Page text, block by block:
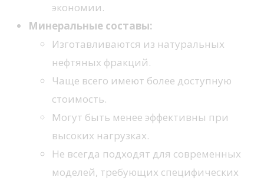
экономии.
Минеральные составы:
Изготавливаются из натуральных
нефтяных фракций.
Чаще всего имеют более доступную
стоимость.
Могут быть менее эффективны при
высоких нагрузках.
Не всегда подходят для современных
моделей, требующих специфических